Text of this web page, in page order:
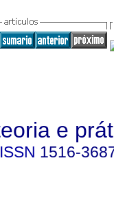
e
ISSN 1516-